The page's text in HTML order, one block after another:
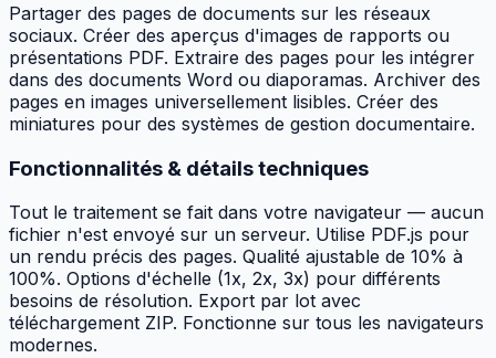
Partager des pages de documents sur les réseaux
sociaux. Créer des aperçus d'images de rapports ou
présentations PDF. Extraire des pages pour les intégrer
dans des documents Word ou diaporamas. Archiver des
pages en images universellement lisibles. Créer des
miniatures pour des systèmes de gestion documentaire.
Fonctionnalités & détails techniques
Tout le traitement se fait dans votre navigateur — aucun
fichier n'est envoyé sur un serveur. Utilise PDF.js pour
un rendu précis des pages. Qualité ajustable de 10% à
100%. Options d'échelle (1x, 2x, 3x) pour différents
besoins de résolution. Export par lot avec
téléchargement ZIP. Fonctionne sur tous les navigateurs
modernes.